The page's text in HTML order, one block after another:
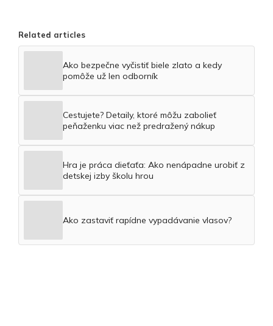
Related articles
Ako bezpečne vyčistiť biele zlato a kedy
pomôže už len odborník
Cestujete? Detaily, ktoré môžu zabolieť
peňaženku viac než predražený nákup
Hra je práca dieťaťa: Ako nenápadne urobiť z
detskej izby školu hrou
Ako zastaviť rapídne vypadávanie vlasov?